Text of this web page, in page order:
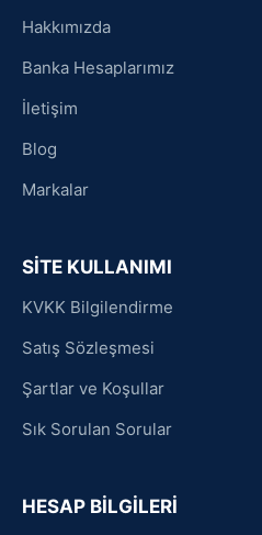
Hakkımızda
Banka Hesaplarımız
İletişim
Blog
Markalar
SİTE KULLANIMI
KVKK Bilgilendirme
Satış Sözleşmesi
Şartlar ve Koşullar
Sık Sorulan Sorular
HESAP BİLGİLERİ